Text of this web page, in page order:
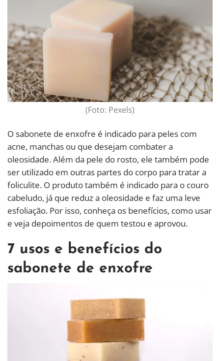
(Foto: Pexels)
O sabonete de enxofre é indicado para peles com
acne, manchas ou que desejam combater a
oleosidade. Além da pele do rosto, ele também pode
ser utilizado em outras partes do corpo para tratar a
foliculite. O produto também é indicado para o couro
cabeludo, já que reduz a oleosidade e faz uma leve
esfoliação. Por isso, conheça os benefícios, como usar
e veja depoimentos de quem testou e aprovou.
7 usos e benefícios do
sabonete de enxofre